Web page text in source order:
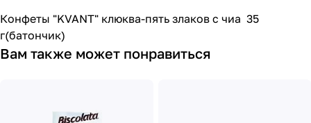
Конфеты "KVANT" клюква-пять злаков с чиа 35
г(батончик)
Вам также может понравиться